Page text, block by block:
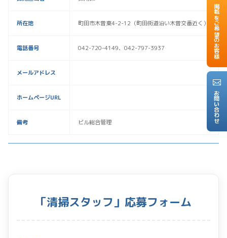
掲載をご希望のお客様
お問い合わせ
所在地 町田市木曽東4-2-12（町田街道沿い木曽交番近く）
電話番号 042-720-4149、042-797-3937
メールアドレス
ホームページURL
備考 ビル総合管理
「清掃スタッフ」応募フォーム